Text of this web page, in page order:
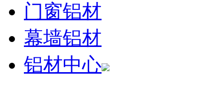
门窗铝材
幕墙铝材
铝材中心